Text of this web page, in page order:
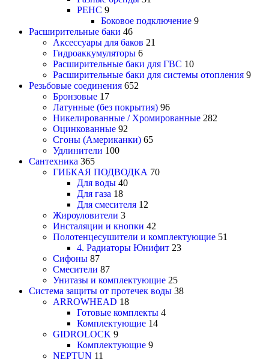
РЕНС 9
Боковое подключение 9
Расширительные баки 46
Аксессуары для баков 21
Гидроаккумуляторы 6
Расширительные баки для ГВС 10
Расширительные баки для системы отопления 9
Резьбовые соединения 652
Бронзовые 17
Латунные (без покрытия) 96
Никелированные / Хромированные 282
Оцинкованные 92
Сгоны (Американки) 65
Удлинители 100
Сантехника 365
ГИБКАЯ ПОДВОДКА 70
Для воды 40
Для газа 18
Для смесителя 12
Жироуловители 3
Инсталяции и кнопки 42
Полотенцесушители и комплектующие 51
4. Радиаторы Юнифит 23
Сифоны 87
Смесители 87
Унитазы и комплектующие 25
Система защиты от протечек воды 38
ARROWHEAD 18
Готовые комплекты 4
Комплектующие 14
GIDROLOCK 9
Комплектующие 9
NEPTUN 11